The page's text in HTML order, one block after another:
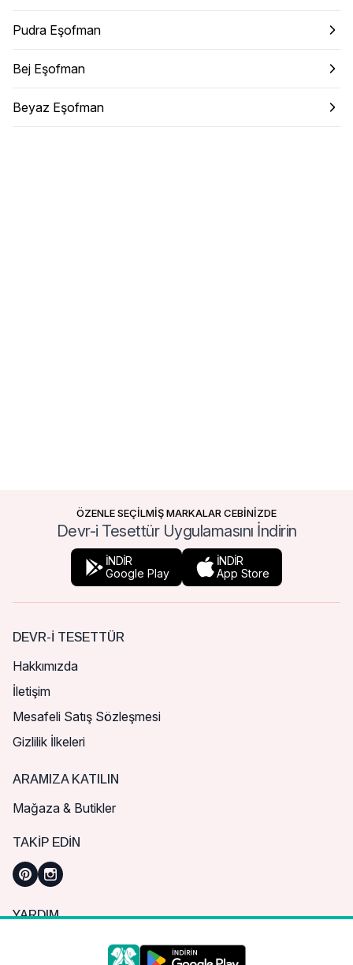
Pudra Eşofman
Bej Eşofman
Beyaz Eşofman
ÖZENLE SEÇİLMİŞ MARKALAR CEBİNİZDE
Devr-i Tesettür Uygulamasını İndirin
İNDİR
Google Play
İNDİR
App Store
DEVR-I TESETTÜR
Hakkımızda
İletişim
Mesafeli Satış Sözleşmesi
Gizlilik İlkeleri
ARAMIZA KATILIN
Mağaza & Butikler
TAKIP EDIN
YARDIM
Sık Sorulan Sorular